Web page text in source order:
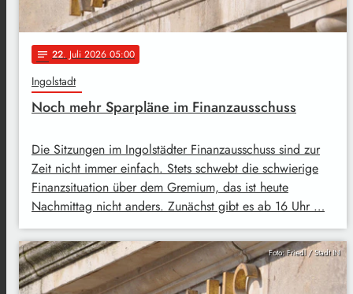
notes 22. Juli 2026 05:00
Ingolstadt
Noch mehr Sparpläne im Finanzausschuss
Die Sitzungen im Ingolstädter Finanzausschuss sind zur
Zeit nicht immer einfach. Stets schwebt die schwierige
Finanzsituation über dem Gremium, das ist heute
Nachmittag nicht anders. Zunächst gibt es ab 16 Uhr …
Foto: Friedl / Stadt IN